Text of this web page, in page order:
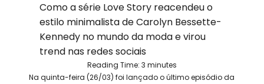
Como a série Love Story reacendeu o
estilo minimalista de Carolyn Bessette-
Kennedy no mundo da moda e virou
trend nas redes sociais
Reading Time: 3 minutes
Na quinta-feira (26/03) foi lançado o último episódio da